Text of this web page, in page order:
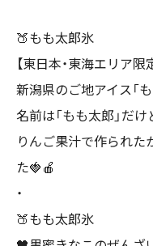
🍑もも太郎氷
【東日本・東海エリア限
新潟県のご地アイス「
名前は「もも太郎」だけ
りんご果汁で作られた
た🍓🍎
・
🍑もも太郎氷